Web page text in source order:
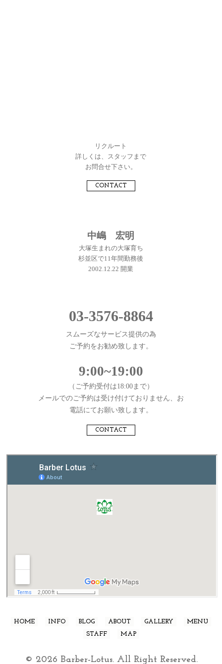
リクルート
詳しくは、スタッフまで
お問合せ下さい。
CONTACT
中嶋 宏明
大塚生まれの大塚育ち
杉並区で11年間勤務後
2002.12.22 開業
03-3576-8864
スムーズなサービス提供の為
ご予約をお勧め致します。
9:00~19:00
（ご予約受付は18:00まで）
メールでのご予約は受け付けておりません、お
電話にてお願い致します。
CONTACT
HOME INFO BLOG ABOUT GALLERY
MENU
STAFF
MAP
© 2026 Barber-Lotus. All Right Reserved.